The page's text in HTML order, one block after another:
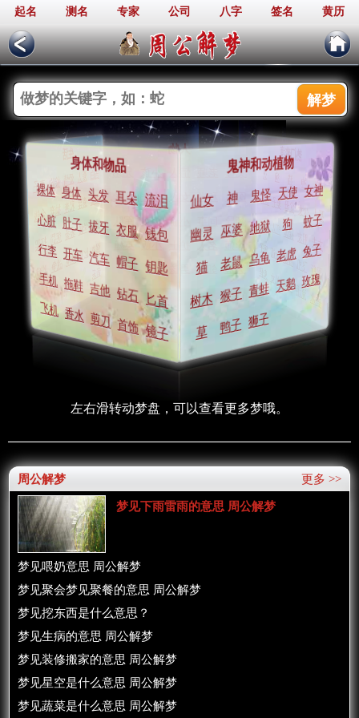
起名 测名 专家 公司 八字 签名 黄历
周公解梦
热门梦境
蛇
火
死人
少女
妻子
情人
丈夫
裸体
打人
树木
厕所
飞机
春梦
金钱
房子
香水
流泪
乳房
仙女
人物
父母
兄弟
医生
和尚
女人
丈夫
同学
领导
小偷
少女
军队
导师
名人
护士
小贩
人群
邻居
男孩
生活
告白
接吻
妻子
发誓
遗弃
抛弃
金钱
婚礼
学校
表扬
打架 强盗
比赛
地狱
监狱
身体和物品
裸体 身体 头发 耳朵 流泪
心脏 肚子 拔牙 衣服 钱包
行李 开车 汽车 帽子 钥匙
手机 拖鞋 吉他 钻石 匕首
飞机 香水 剪刀 首饰 镜子
鬼神和动植物
仙女 神 鬼怪 天使 女神
幽灵 巫婆 地狱 狗 蚊子
猫 老鼠 乌龟 老虎 兔子
树木 猴子 青蛙 天鹅 玫瑰
草 鸭子 狮子
左右滑转动梦盘，可以查看更多梦哦。
更多 >>
周公解梦
梦见下雨雷雨的意思 周公解梦
梦见喂奶意思 周公解梦
梦见聚会梦见聚餐的意思 周公解梦
梦见挖东西是什么意思？
梦见生病的意思 周公解梦
梦见装修搬家的意思 周公解梦
梦见星空是什么意思 周公解梦
梦见蔬菜是什么意思 周公解梦